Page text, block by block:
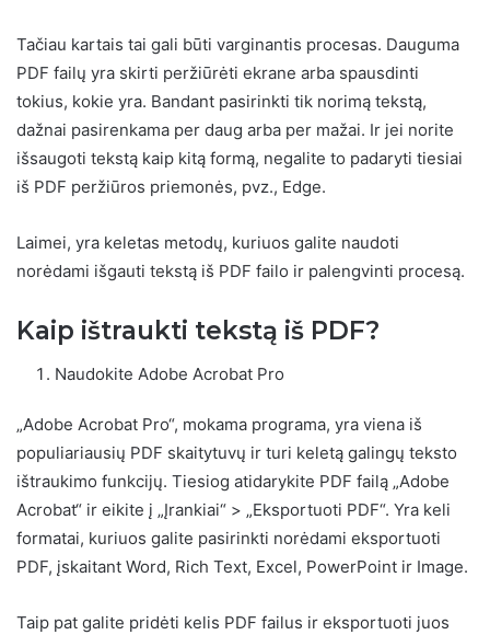
Tačiau kartais tai gali būti varginantis procesas. Dauguma
PDF failų yra skirti peržiūrėti ekrane arba spausdinti
tokius, kokie yra. Bandant pasirinkti tik norimą tekstą,
dažnai pasirenkama per daug arba per mažai. Ir jei norite
išsaugoti tekstą kaip kitą formą, negalite to padaryti tiesiai
iš PDF peržiūros priemonės, pvz., Edge.
Laimei, yra keletas metodų, kuriuos galite naudoti
norėdami išgauti tekstą iš PDF failo ir palengvinti procesą.
Kaip ištraukti tekstą iš PDF?
Naudokite Adobe Acrobat Pro
„Adobe Acrobat Pro“, mokama programa, yra viena iš
populiariausių PDF skaitytuvų ir turi keletą galingų teksto
ištraukimo funkcijų. Tiesiog atidarykite PDF failą „Adobe
Acrobat“ ir eikite į „Įrankiai“ > „Eksportuoti PDF“. Yra keli
formatai, kuriuos galite pasirinkti norėdami eksportuoti
PDF, įskaitant Word, Rich Text, Excel, PowerPoint ir Image.
Taip pat galite pridėti kelis PDF failus ir eksportuoti juos